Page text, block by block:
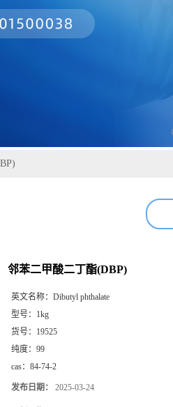
邻苯二甲酸二丁酯(DBP)
英文名称： Dibutyl phthalate
型号： 1kg
货号： 19525
纯度： 99
cas： 84-74-2
发布日期： 2025-03-24